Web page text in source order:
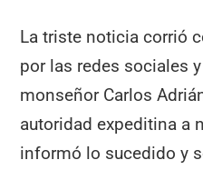
La triste noticia corrió
por las redes sociales
monseñor Carlos
autoridad expeditina a
informó lo sucedido y